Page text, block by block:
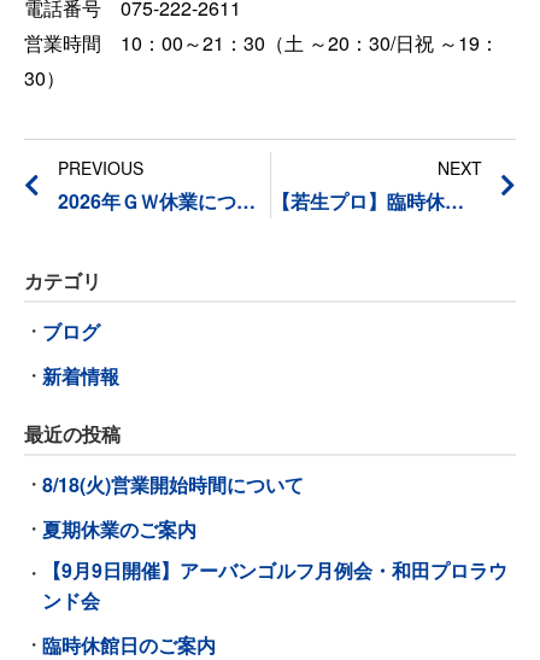
電話番号 075-222-2611
営業時間 10：00～21：30（土 ～20：30/日祝 ～19：
30）
PREVIOUS
2026年ＧＷ休業について
NEXT
【若生プロ】臨時休講日のご案内
カテゴリ
ブログ
新着情報
最近の投稿
8/18(火)営業開始時間について
夏期休業のご案内
【9月9日開催】アーバンゴルフ月例会・和田プロラウ
ンド会
臨時休館日のご案内